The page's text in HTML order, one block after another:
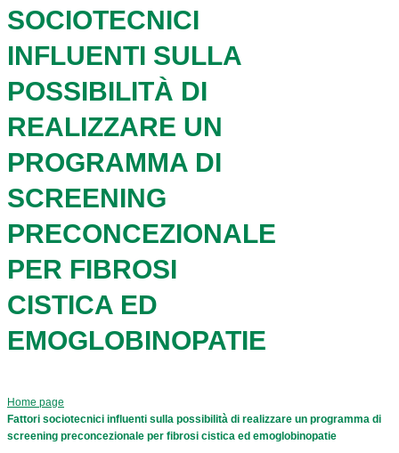
SOCIOTECNICI
INFLUENTI SULLA
POSSIBILITÀ DI
REALIZZARE UN
PROGRAMMA DI
SCREENING
PRECONCEZIONALE
PER FIBROSI
CISTICA ED
EMOGLOBINOPATIE
Home page
Fattori sociotecnici influenti sulla possibilità di realizzare un programma di
screening preconcezionale per fibrosi cistica ed emoglobinopatie